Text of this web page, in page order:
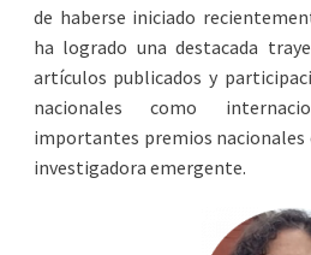
de haberse iniciado
ha logrado una destacada
artículos publicados y
nacionales como
importantes premios
investigadora emergente.